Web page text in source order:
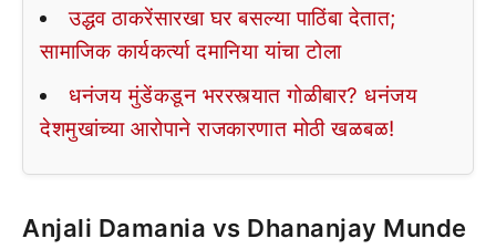
उद्धव ठाकरेंसारखा घर बसल्या पाठिंबा देतात;
सामाजिक कार्यकर्त्या दमानिया यांचा टोला
धनंजय मुंडेंकडून भररस्त्यात गोळीबार? धनंजय
देशमुखांच्या आरोपाने राजकारणात मोठी खळबळ!
Anjali Damania vs Dhananjay Munde